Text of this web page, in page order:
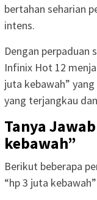
bertahan seharian
intens.
Dengan
Infinix Hot 12
juta kebawah”
yang terjangkau
Tanya
kebawah”
Berikut beberapa
“hp 3 juta